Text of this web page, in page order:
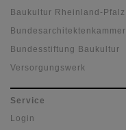
Baukultur Rheinland-Pfalz
Bundesarchitektenkammer
Bundesstiftung Baukultur
Versorgungswerk
Service
Login